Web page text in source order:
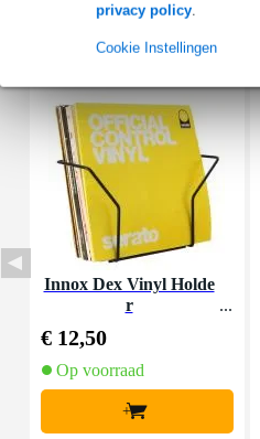
privacy policy.
Cookie Instellingen
Accessoires (10)
Innox Dex Vinyl Holde
r
€ 12,50
Op voorraad
+